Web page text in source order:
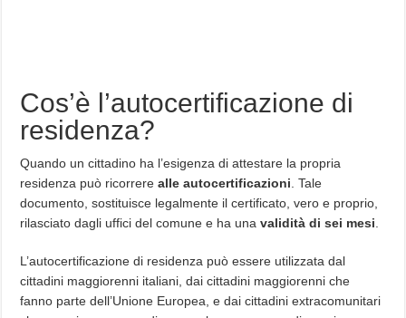
Cos’è l’autocertificazione di
residenza?
Quando un cittadino ha l’esigenza di attestare la propria
residenza può ricorrerealle autocertificazioni . Tale
documento, sostituisce legalmente il certificato, vero e proprio,
rilasciato dagli uffici del comune e ha unavalidità di sei mesi
L’autocertificazione di residenza può essere utilizzata dal
cittadini maggiorenni italiani, dai cittadini maggiorenni che
fanno parte dell’Unione Europea, e dai cittadini extracomunitari